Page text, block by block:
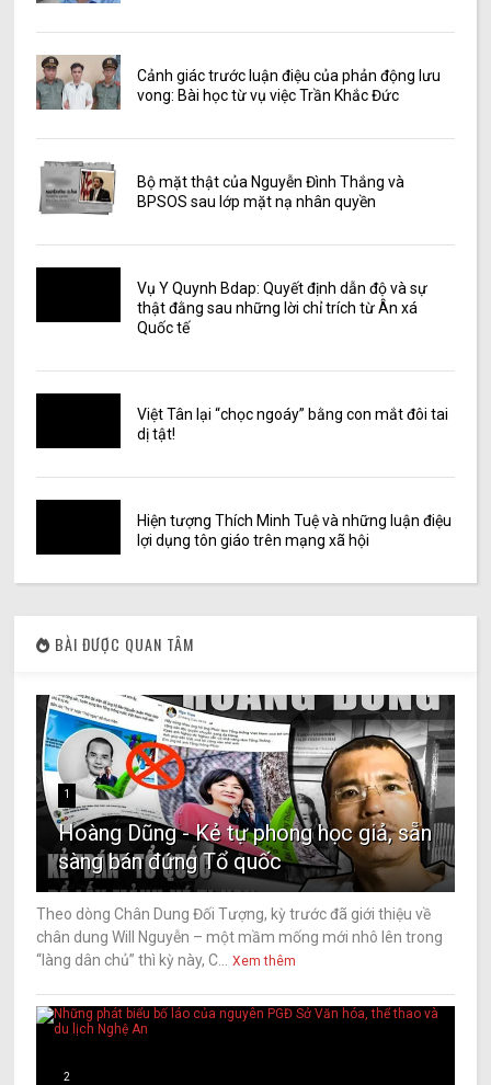
Cảnh giác trước luận điệu của phản động lưu
vong: Bài học từ vụ việc Trần Khắc Đức
Bộ mặt thật của Nguyễn Đình Thắng và
BPSOS sau lớp mặt nạ nhân quyền
Vụ Y Quynh Bdap: Quyết định dẫn độ và sự
thật đằng sau những lời chỉ trích từ Ân xá
Quốc tế
Việt Tân lại “chọc ngoáy” bằng con mắt đôi tai
dị tật!
Hiện tượng Thích Minh Tuệ và những luận điệu
lợi dụng tôn giáo trên mạng xã hội
BÀI ĐƯỢC QUAN TÂM
1
Hoàng Dũng - Kẻ tự phong học giả, sẵn
sàng bán đứng Tổ quốc
Theo dòng Chân Dung Đối Tượng, kỳ trước đã giới thiệu về
chân dung Will Nguyễn – một mầm mống mới nhô lên trong
“làng dân chủ” thì kỳ này, C... Xem thêm
2